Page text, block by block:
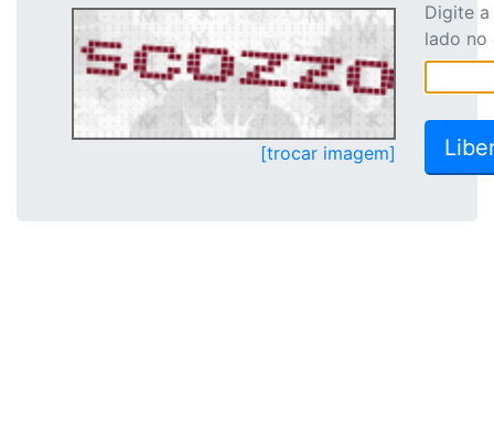
[trocar imagem]
Digite
lado no